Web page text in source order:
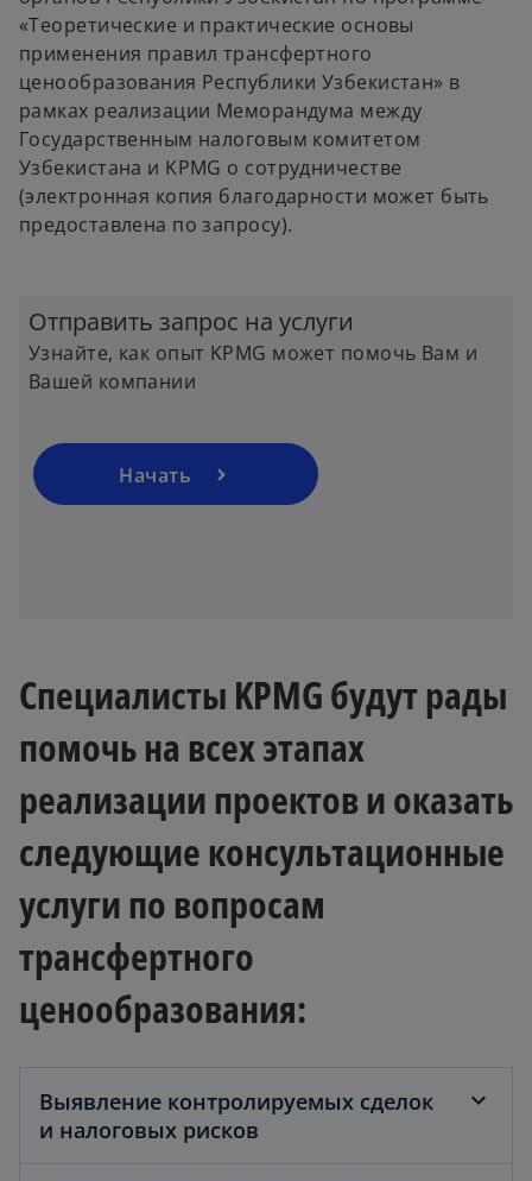
«Теоретические и практические основы
применения правил трансфертного
ценообразования Республики Узбекистан» в
рамках реализации Меморандума между
Государственным налоговым комитетом
Узбекистана и KPMG о сотрудничестве
(электронная копия благодарности может быть
предоставлена по запросу).
Отправить запрос на услуги
Узнайте, как опыт KPMG может помочь Вам и
Вашей компании
Начать
e
n
n
n
Специалисты KPMG будут рады
помочь на всех этапах
реализации проектов и оказать
следующие консультационные
услуги по вопросам
трансфертного
ценообразования:
Выявление контролируемых сделок
и налоговых рисков